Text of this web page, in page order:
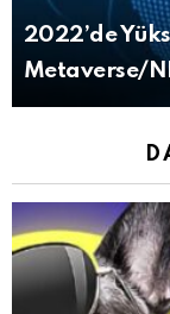
2022’de
Metaverse/